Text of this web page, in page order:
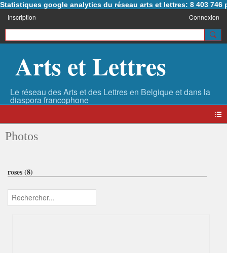
Statistiques google analytics du réseau arts et lettres: 8 403 746
Inscription Connexion
Arts et Lettres
Photos
roses (8)